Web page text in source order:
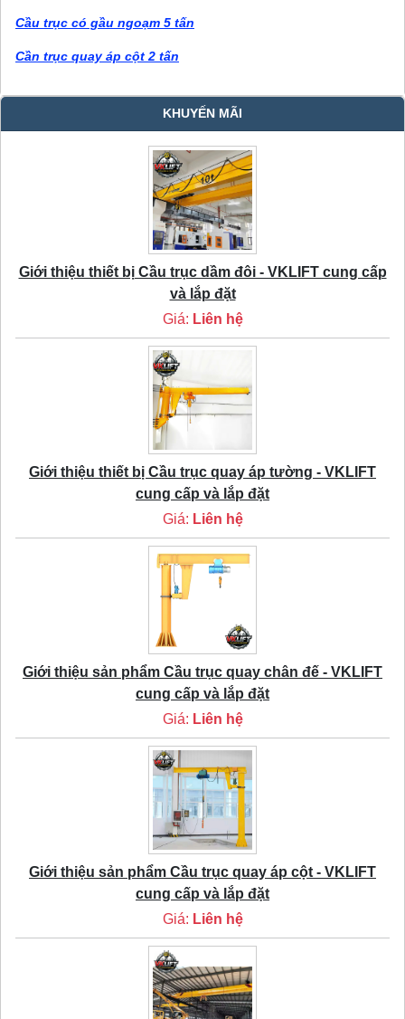
Cầu trục có gầu ngoạm 5 tấn
Cần trục quay áp cột 2 tấn
KHUYẾN MÃI
Giới thiệu thiết bị Cầu trục dầm đôi - VKLIFT cung cấp
và lắp đặt
Giá: Liên hệ
Giới thiệu thiết bị Cầu trục quay áp tường - VKLIFT
cung cấp và lắp đặt
Giá: Liên hệ
Giới thiệu sản phẩm Cầu trục quay chân đế - VKLIFT
cung cấp và lắp đặt
Giá: Liên hệ
Giới thiệu sản phẩm Cầu trục quay áp cột - VKLIFT
cung cấp và lắp đặt
Giá: Liên hệ